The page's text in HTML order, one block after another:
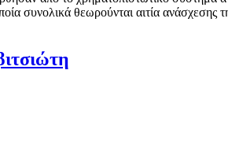
συνολικά θεωρούνται αιτία ανάσχεσης